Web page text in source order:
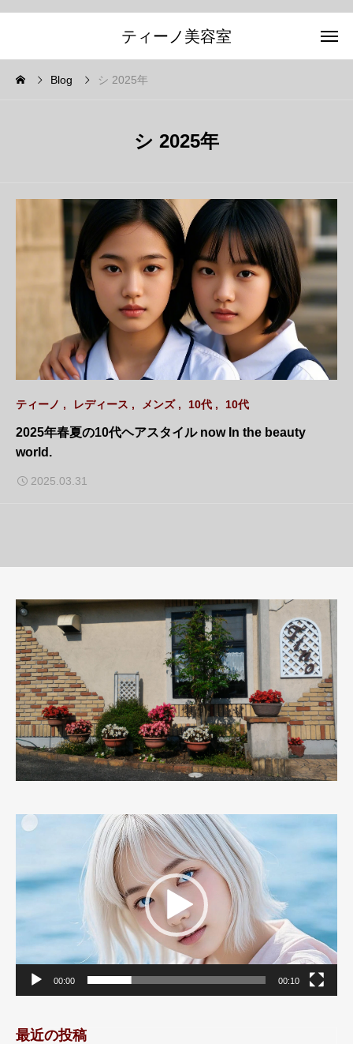
ティーノ美容室
Blog シ 2025年
シ 2025年
ティーノ レディース メンズ 10代 10代
2025年春夏の10代ヘアスタイル now In the beauty
world.
2025.03.31
動
画
ヤ
ー
00:00 00:10
最近の投稿